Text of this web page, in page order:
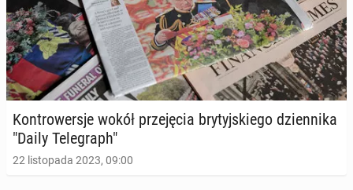
Kon­tro­wer­sje wokół prze­ję­cia bry­tyj­skie­go dzien­ni­ka
"Daily Te­le­graph"
22 listopada 2023, 09:00